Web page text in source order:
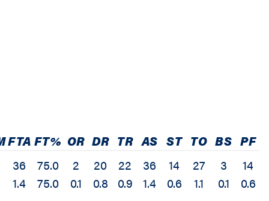
FTA FT% OR DR TR AS ST TO BS PF
36
1.4
75.0
75.0
2
0.1
20
0.8
22
0.9
36
1.4
14
0.6
27
1.1
3
0.1
14
0.6